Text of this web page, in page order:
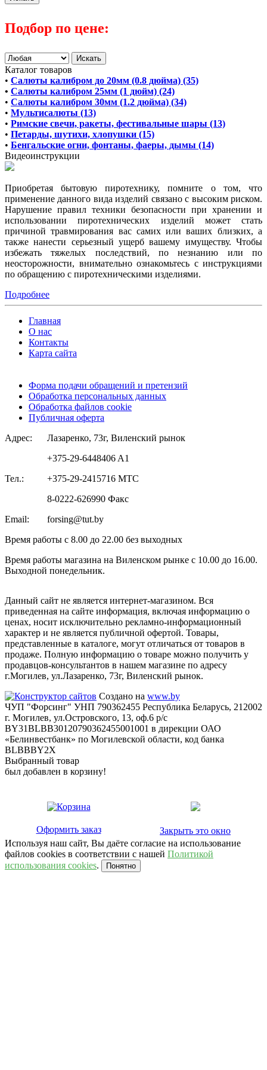
Подбор по цене:
Каталог товаров
• Салюты калибром до 20мм (0.8 дюйма) (35)
• Салюты калибром 25мм (1 дюйм) (24)
• Салюты калибром 30мм (1.2 дюйма) (34)
• Мультисалюты (13)
• Римские свечи, ракеты, фестивальные шары (13)
• Петарды, шутихи, хлопушки (15)
• Бенгальские огни, фонтаны, фаеры, дымы (14)
Видеоинструкции
Приобретая бытовую пиротехнику, помните о том, что
применение данного вида изделий связано с высоким риском.
Нарушение правил техники безопасности при хранении и
использовании пиротехнических изделий может стать
причиной травмирования вас самих или ваших близких, а
также нанести серьезный ущерб вашему имуществу. Чтобы
избежать тяжелых последствий, по незнанию или по
неосторожности, внимательно ознакомьтесь с инструкциями
по обращению с пиротехническими изделиями.
Подробнее
Главная
О нас
Контакты
Карта сайта
Форма подачи обращений и претензий
Обработка персональных данных
Обработка файлов cookie
Публичная оферта
Адрес:
Лазаренко, 73г, Виленский рынок
Тел.:
+375-29-6448406 A1
+375-29-2415716 МТС
8-0222-626990 Факс
Email:
forsing@tut.by
Время работы с 8.00 до 22.00 без выходных
Время работы магазина на Виленском рынке с 10.00 до 16.00.
Выходной понедельник.
Данный сайт не является интернет-магазином. Вся
приведенная на сайте информация, включая информацию о
ценах, носит исключительно рекламно-информационный
характер и не является публичной офертой. Товары,
представленные в каталоге, могут отличаться от товаров в
продаже. Полную информацию о товаре можно получить у
продавцов-консультантов в нашем магазине по адресу
г.Могилев, ул.Лазаренко, 73г, Виленский рынок.
Создано на www.by
ЧУП "Форсинг" УНП 790362455 Республика Беларусь, 212002
г. Могилев, ул.Островского, 13, оф.6 р/с
BY31BLBB30120790362455001001 в дирекции ОАО
«Белинвестбанк» по Могилевской области, код банка
BLBBBY2X
Выбранный товар
был добавлен в корзину!
Оформить заказ
Закрыть это окно
Используя наш сайт, Вы даёте согласие на использование
файлов cookies в соответствии с нашей Политикой
использования cookies. Понятно